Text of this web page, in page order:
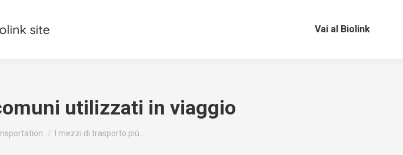
Vai al Biolink
utilizzati in viaggio
I mezzi di trasporto più…